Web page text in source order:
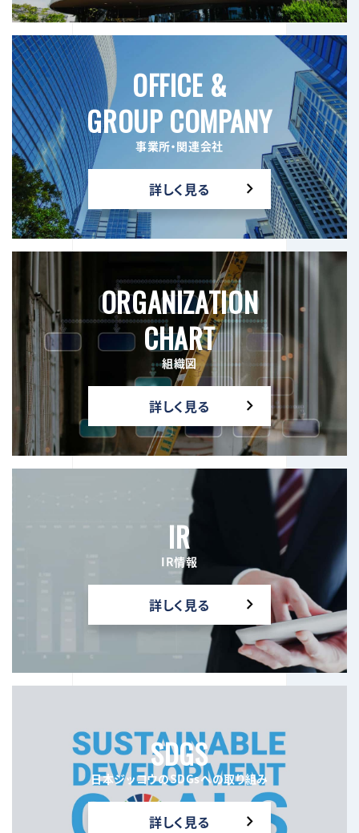
OFFICE &
GROUP COMPANY
事業所・関連会社
詳しく見る
ORGANIZATION
CHART
組織図
詳しく見る
IR
IR情報
詳しく見る
SDGS
日本ジッコウのSDGsへの取り組み
詳しく見る